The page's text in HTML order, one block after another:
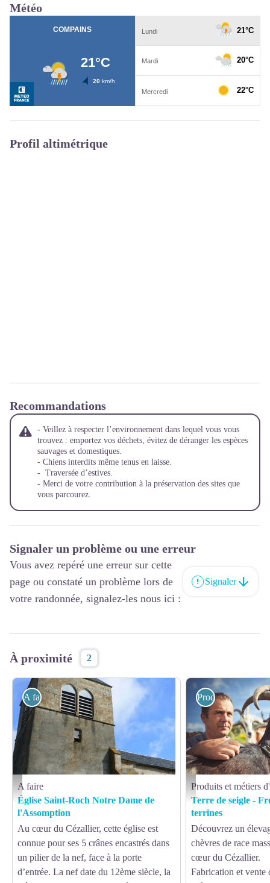
Météo
Profil altimétrique
Recommandations
- Veillez à respecter l’environnement dans lequel vous vous
trouvez : emportez vos déchets, évitez de déranger les espèces
sauvages et domestiques.
- Chiens interdits même tenus en laisse.
- Traversée d’estives.
- Merci de votre contribution à la préservation des sites que
vous parcourez.
Signaler un problème ou une erreur
Vous avez repéré une erreur sur cette
page ou constaté un problème lors de
votre randonnée, signalez-les nous ici :
Signaler
À proximité 2
@API
A faire
A faire
Église Saint-Roch Notre Dame de
l'Assomption
Au cœur du Cézallier, cette église est
connue pour ses 5 crânes encastrés dans
un pilier de la nef, face à la porte
d’entrée. La nef date du 12ème siècle, la
Terre de seigle - Fromage
Produits et métiers
Produits et métiers
Terre de seigle -
terrines
Découvrez un
chèvres de race
cœur du Cézallier.
Fabrication et vente